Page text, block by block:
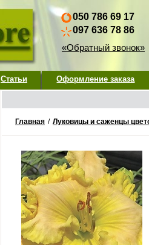
050 786 69 17
097 636 78 86
«Обратный звонок»
Статьи Оформление заказа
Главная / Луковицы и саженцы